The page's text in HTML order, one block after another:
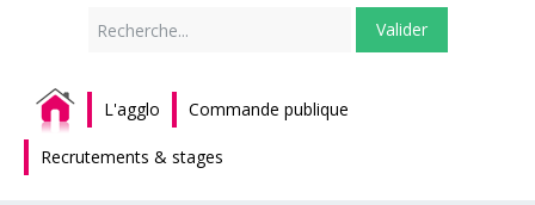
Valider
L'agglo Commande publique
Recrutements & stages